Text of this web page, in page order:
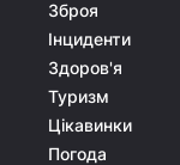
Зброя
Інциденти
Здоров'я
Туризм
Цікавинки
Погода